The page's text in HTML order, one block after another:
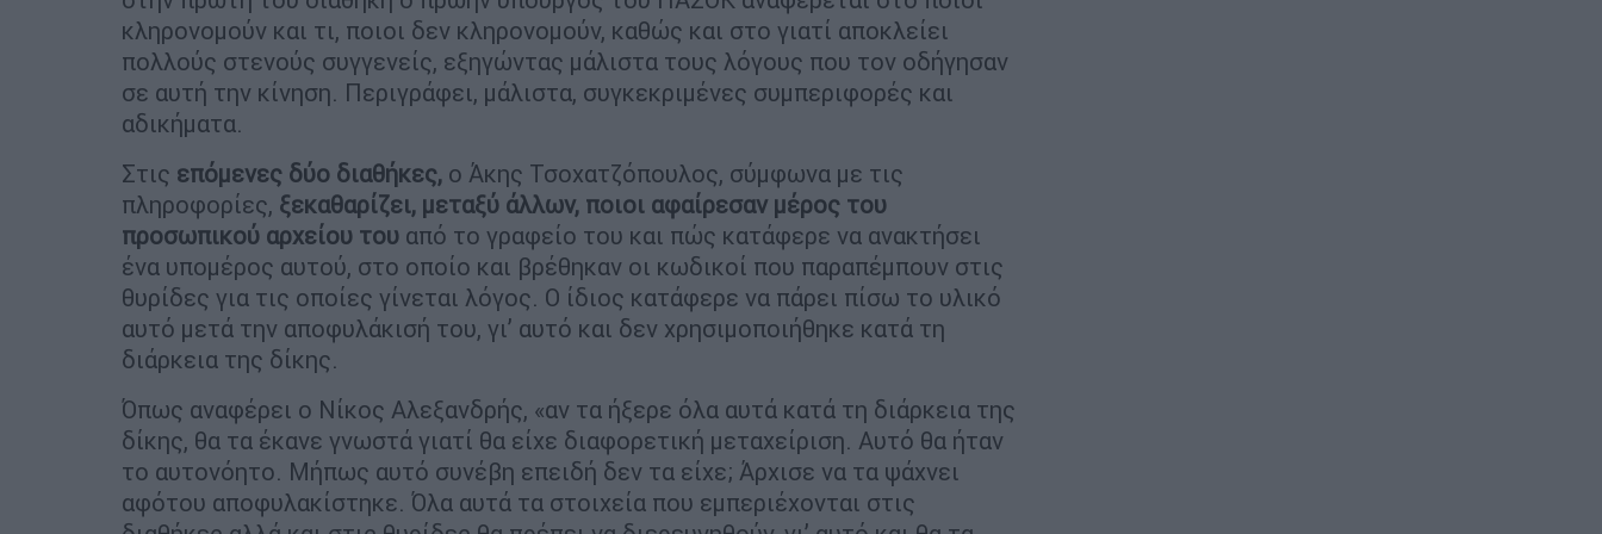
κληρονομούν και τι, ποιοι δεν κληρονομούν, καθώς και στο γιατί αποκλείει
πολλούς στενούς συγγενείς, εξηγώντας μάλιστα τους λόγους που τον οδήγησαν
σε αυτή την κίνηση. Περιγράφει, μάλιστα, συγκεκριμένες συμπεριφορές και
αδικήματα.
Στις επόμενες δύο διαθήκες, ο Άκης Τσοχατζόπουλος, σύμφωνα με τις
πληροφορίες, ξεκαθαρίζει, μεταξύ άλλων, ποιοι αφαίρεσαν μέρος του
προσωπικού αρχείου του από το γραφείο του και πώς κατάφερε να ανακτήσει
ένα υπομέρος αυτού, στο οποίο και βρέθηκαν οι κωδικοί που παραπέμπουν στις
θυρίδες για τις οποίες γίνεται λόγος. Ο ίδιος κατάφερε να πάρει πίσω το υλικό
αυτό μετά την αποφυλάκισή του, γι’ αυτό και δεν χρησιμοποιήθηκε κατά τη
διάρκεια της δίκης.
Όπως αναφέρει ο Νίκος Αλεξανδρής, «αν τα ήξερε όλα αυτά κατά τη διάρκεια της
δίκης, θα τα έκανε γνωστά γιατί θα είχε διαφορετική μεταχείριση. Αυτό θα ήταν
το αυτονόητο. Μήπως αυτό συνέβη επειδή δεν τα είχε; Άρχισε να τα ψάχνει
αφότου αποφυλακίστηκε. Όλα αυτά τα στοιχεία που εμπεριέχονται στις